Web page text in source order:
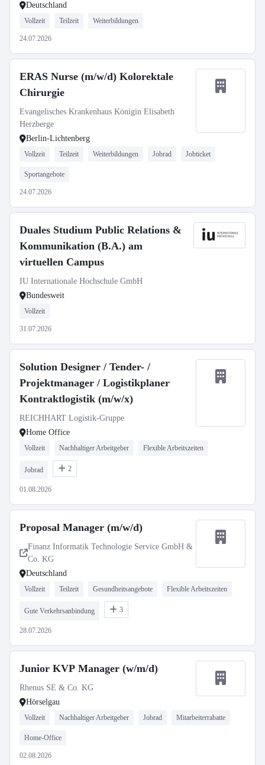
Deutschland
Vollzeit Teilzeit Weiterbildungen
24.07.2026
ERAS Nurse (m/w/d) Kolorektale
Chirurgie
Evangelisches Krankenhaus Königin Elisabeth
Herzberge
Berlin-Lichtenberg
Vollzeit Teilzeit Weiterbildungen Jobrad Jobticket
Sportangebote
24.07.2026
Duales Studium Public Relations &
Kommunikation (B.A.) am
virtuellen Campus
IU Internationale Hochschule GmbH
Bundesweit
Vollzeit
31.07.2026
Solution Designer / Tender- /
Projektmanager / Logistikplaner
Kontraktlogistik (m/w/x)
REICHHART Logistik-Gruppe
Home Office
Vollzeit Nachhaltiger Arbeitgeber Flexible Arbeitszeiten
Jobrad 2
01.08.2026
Proposal Manager (m/w/d)
Finanz Informatik Technologie Service GmbH &
Co. KG
Deutschland
Vollzeit Teilzeit Gesundheitsangebote Flexible Arbeitszeiten
Gute Verkehrsanbindung 3
28.07.2026
Junior KVP Manager (w/m/d)
Rhenus SE & Co. KG
Hörselgau
Vollzeit Nachhaltiger Arbeitgeber Jobrad Mitarbeiterrabatte
Home-Office
02.08.2026